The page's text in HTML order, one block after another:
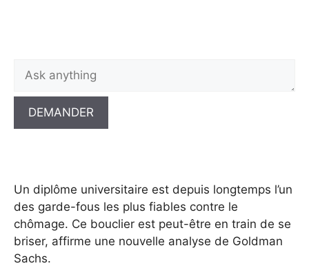
DEMANDER
Un diplôme universitaire est depuis longtemps l’un
des garde-fous les plus fiables contre le
chômage. Ce bouclier est peut-être en train de se
briser, affirme une nouvelle analyse de Goldman
Sachs.